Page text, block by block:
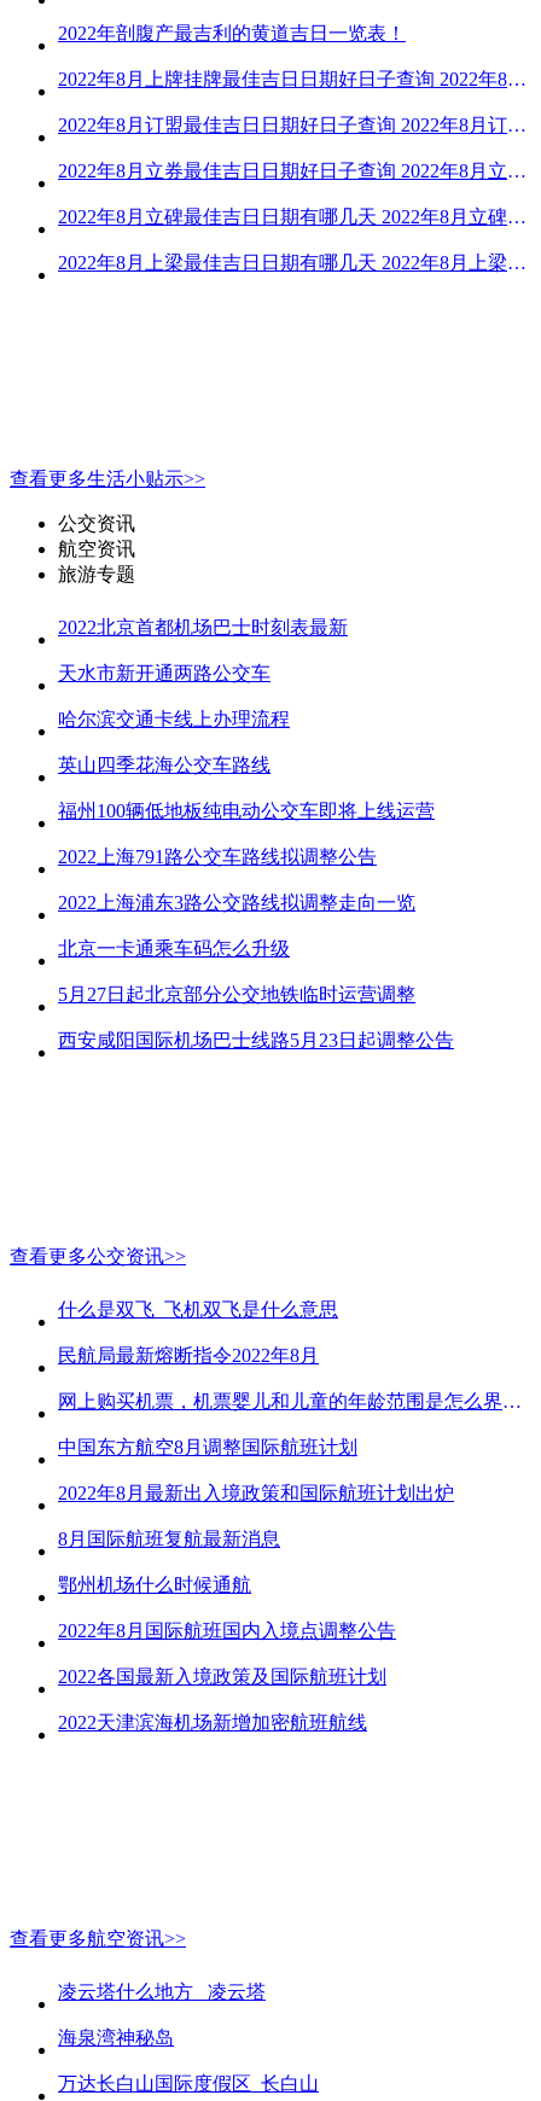
2022年剖腹产最吉利的黄道吉日一览表！
2022年8月上牌挂牌最佳吉日日期好日子查询 2022年8月上牌吉日精选
2022年8月订盟最佳吉日日期好日子查询 2022年8月订盟黄道吉日一览
2022年8月立券最佳吉日日期好日子查询 2022年8月立券的黄道吉日一览
2022年8月立碑最佳吉日日期有哪几天 2022年8月立碑吉日查询
2022年8月上梁最佳吉日日期有哪几天 2022年8月上梁的黄道吉日
查看更多生活小贴示>>
公交资讯
航空资讯
旅游专题
2022北京首都机场巴士时刻表最新
天水市新开通两路公交车
哈尔滨交通卡线上办理流程
英山四季花海公交车路线
福州100辆低地板纯电动公交车即将上线运营
2022上海791路公交车路线拟调整公告
2022上海浦东3路公交路线拟调整走向一览
北京一卡通乘车码怎么升级
5月27日起北京部分公交地铁临时运营调整
西安咸阳国际机场巴士线路5月23日起调整公告
查看更多公交资讯>>
什么是双飞_飞机双飞是什么意思
民航局最新熔断指令2022年8月
网上购买机票，机票婴儿和儿童的年龄范围是怎么界定的？
中国东方航空8月调整国际航班计划
2022年8月最新出入境政策和国际航班计划出炉
8月国际航班复航最新消息
鄂州机场什么时候通航
2022年8月国际航班国内入境点调整公告
2022各国最新入境政策及国际航班计划
2022天津滨海机场新增加密航班航线
查看更多航空资讯>>
凌云塔什么地方_ 凌云塔
海泉湾神秘岛
万达长白山国际度假区_长白山